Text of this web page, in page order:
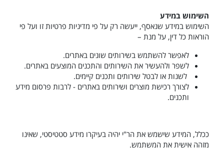
השימוש במידע
השימוש במידע שנאסף, ייעשה רק על פי מדיניות פרטיות זו ועל פי
הוראות כל דין, על מנת –
לאפשר להשתמש בשירותים שונים באתרים.
לשפר ולהעשיר את השירותים והתכנים המוצעים באתרים.
לשנות או לבטל שירותים ותכנים קיימים.
לצורך רכישת מוצרים ושירותים באתרים - לרבות פרסום מידע
ותכנים.
ככלל, המידע שישמש את הר"י יהיה בעיקרו מידע סטטיסטי, שאינו
מזהה אישית את המשתמש.